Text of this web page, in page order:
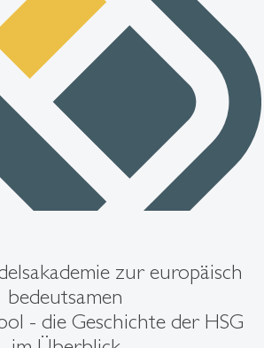
zur europäisch
bedeutsamen
- die Geschichte der HSG